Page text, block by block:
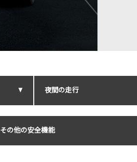
夜間の走行
その他の安全機能